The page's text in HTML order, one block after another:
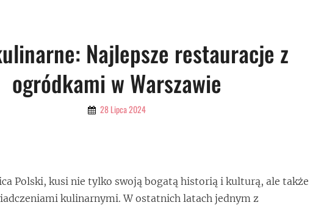
Najlepsze restauracje z
ogródkami w Warszawie
By 28 Lipca 2024
Polski, kusi nie tylko swoją bogatą historią i kulturą, ale także
kulinarnymi. W ostatnich latach jednym z